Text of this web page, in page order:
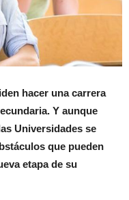
hacer una carrera
Y aunque
Universidades se
que pueden
etapa de su